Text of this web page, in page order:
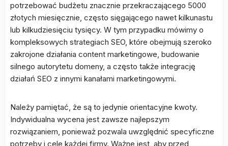
potrzebować budżetu znacznie przekraczającego 5000
złotych miesięcznie, często sięgającego nawet kilkunastu
lub kilkudziesięciu tysięcy. W tym przypadku mówimy o
kompleksowych strategiach SEO, które obejmują szeroko
zakrojone działania content marketingowe, budowanie
silnego autorytetu domeny, a często także integrację
działań SEO z innymi kanałami marketingowymi.
Należy pamiętać, że są to jedynie orientacyjne kwoty.
Indywidualna wycena jest zawsze najlepszym
rozwiązaniem, ponieważ pozwala uwzględnić specyficzne
potrzeby i cele każdej firmy. Ważne jest, aby przed